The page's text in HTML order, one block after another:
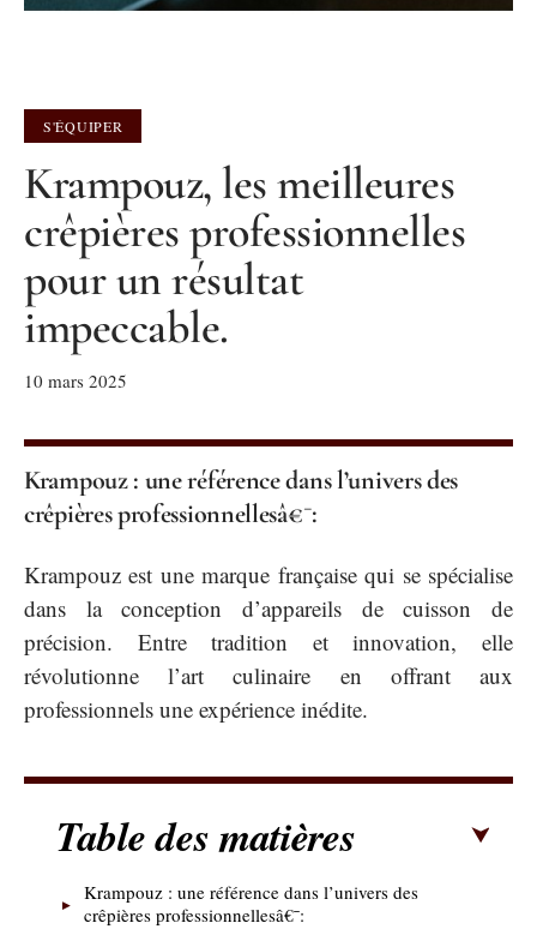
S'ÉQUIPER
Krampouz, les meilleures
crêpières professionnelles
pour un résultat
impeccable.
10 mars 2025
Krampouz : une référence dans l’univers des
crêpières professionnellesâ€¯:
Krampouz est une marque française qui se spécialise
dans la conception d’appareils de cuisson de
précision. Entre tradition et innovation, elle
révolutionne l’art culinaire en offrant aux
professionnels une expérience inédite.
Table des matières
Krampouz : une référence dans l’univers des
crêpières professionnellesâ€¯: